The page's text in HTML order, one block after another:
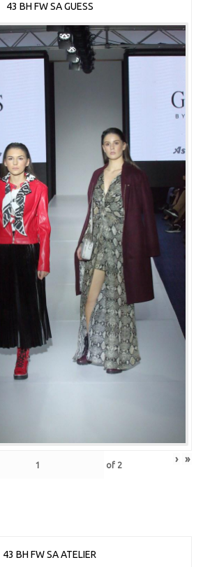
43 BH FW SA GUESS
of 2 › »
43 BH FW SA ATELIER